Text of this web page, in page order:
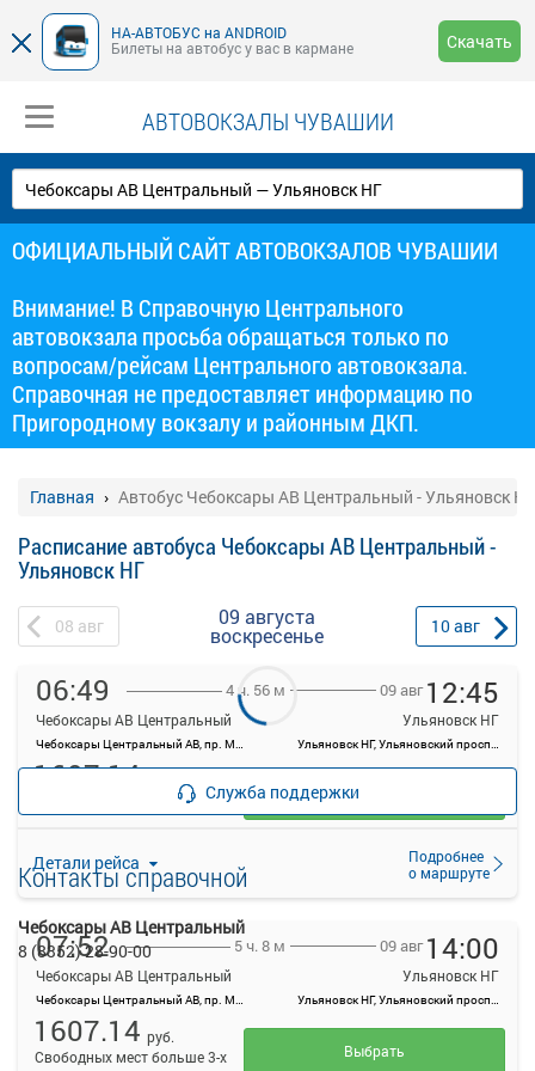
НА-АВТОБУС на ANDROID
Билеты на автобус у вас в кармане
Скачать
АВТОВОКЗАЛЫ ЧУВАШИИ
ОФИЦИАЛЬНЫЙ САЙТ АВТОВОКЗАЛОВ ЧУВАШИИ
Внимание! В Справочную Центрального
автовокзала просьба обращаться только по
вопросам/рейсам Центрального автовокзала.
Справочная не предоставляет информацию по
Пригородному вокзалу и районным ДКП.
Главная Автобус Чебоксары АВ Центральный - Ульяновск НГ
Расписание автобуса Чебоксары АВ Центральный -
Ульяновск НГ
08 авг 09 августа
воскресенье 10авг
06:49
Чебоксары АВ Центральный
Чебоксары Центральный АВ, пр. Мира, 78, г. Чебоксары
4 ч. 56 м 09 авг 12:45
Ульяновск НГ
Ульяновск НГ, Ульяновский проспект, 7, Новый Город м-н, Заволжский район, Ульяновск
Детали рейса
Подробнее
о маршруте
1607.14
Свободных мест больше 3-х
Выбрать
07:52
Чебоксары АВ Центральный
Чебоксары Центральный АВ, пр. Мира, 78, г. Чебоксары
5 ч. 8 м 09 авг 14:00
Ульяновск НГ
Ульяновск НГ, Ульяновский проспект, 7, Новый Город м-н, Заволжский район, Ульяновск
1607.14 руб.
Свободных мест больше 3-х
Выбрать
Служба поддержки
Контакты справочной
Чебоксары АВ Центральный
8 (8352) 28-90-00